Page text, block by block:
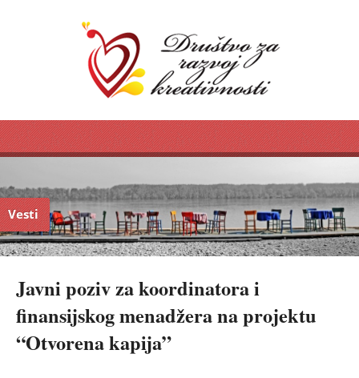
Vesti
Javni poziv za koordinatora i
finansijskog menadžera na projektu
“Otvorena kapija”